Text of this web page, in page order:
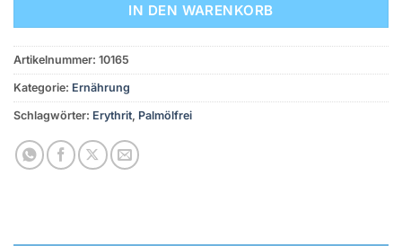
IN DEN WARENKORB
Artikelnummer: 10165
Kategorie: Ernährung
Schlagwörter: Erythrit Palmölfrei